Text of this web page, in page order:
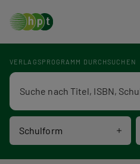
VERLAGSPROGRAMM DURCHSUCHEN
Schulform
Verlagsprogramm Volltextsuche